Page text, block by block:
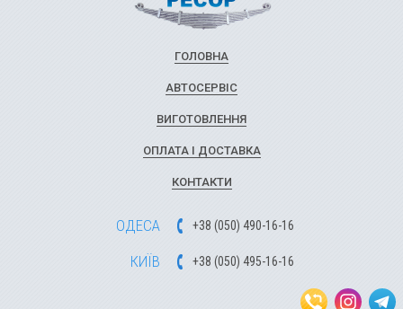
ГОЛОВНА
АВТОСЕРВІС
ВИГОТОВЛЕННЯ
ОПЛАТА І ДОСТАВКА
КОНТАКТИ
ОДЕСА +38 (050) 490-16-16
КИЇВ +38 (050) 495-16-16